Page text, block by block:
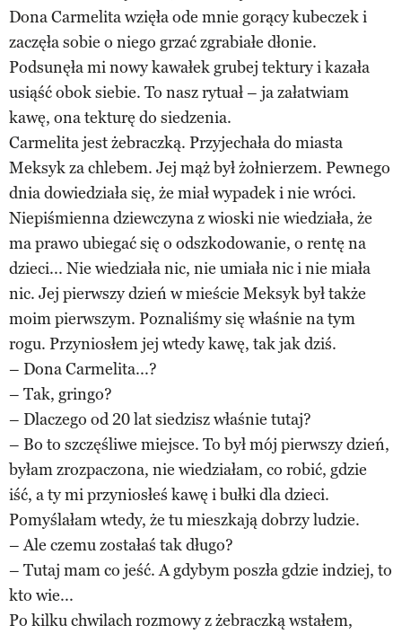
Dona Carmelita wzięła ode mnie gorący kubeczek i
zaczęła sobie o niego grzać zgrabiałe dłonie.
Podsunęła mi nowy kawałek grubej tektury i kazała
usiąść obok siebie. To nasz rytuał – ja załatwiam
kawę, ona tekturę do siedzenia.
Carmelita jest żebraczką. Przyjechała do miasta
Meksyk za chlebem. Jej mąż był żołnierzem. Pewnego
dnia dowiedziała się, że miał wypadek i nie wróci.
Niepiśmienna dziewczyna z wioski nie wiedziała, że
ma prawo ubiegać się o odszkodowanie, o rentę na
dzieci... Nie wiedziała nic, nie umiała nic i nie miała
nic. Jej pierwszy dzień w mieście Meksyk był także
moim pierwszym. Poznaliśmy się właśnie na tym
rogu. Przyniosłem jej wtedy kawę, tak jak dziś.
– Dona Carmelita...?
– Tak, gringo?
– Dlaczego od 20 lat siedzisz właśnie tutaj?
– Bo to szczęśliwe miejsce. To był mój pierwszy dzień,
byłam zrozpaczona, nie wiedziałam, co robić, gdzie
iść, a ty mi przyniosłeś kawę i bułki dla dzieci.
Pomyślałam wtedy, że tu mieszkają dobrzy ludzie.
– Ale czemu zostałaś tak długo?
– Tutaj mam co jeść. A gdybym poszła gdzie indziej, to
kto wie...
Po kilku chwilach rozmowy z żebraczką wstałem,